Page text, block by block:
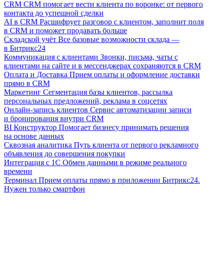
CRM CRM помогает вести клиента по воронке: от первого
контакта до успешной сделки
AI в CRM Расшифрует разговор с клиентом, заполнит поля
в CRM и поможет продавать больше
Складской учёт Все базовые возможности склада —
в Битрикс24
Коммуникация с клиентами Звонки, письма, чаты с
клиентами на сайте и в мессенджерах сохраняются в CRM
Оплата и Доставка Прием оплаты и оформление доставки
прямо в CRM
Маркетинг Сегментация базы клиентов, рассылка
персональных предложений, реклама в соцсетях
Онлайн-запись клиентов Сервис автоматизации записи
и бронирования внутри CRM
BI Конструктор Помогает бизнесу принимать решения
на основе данных
Сквозная аналитика Путь клиента от первого рекламного
объявления до совершения покупки
Интеграция с 1С Обмен данными в режиме реального
времени
Терминал Прием оплаты прямо в приложении Битрикс24.
Нужен только смартфон